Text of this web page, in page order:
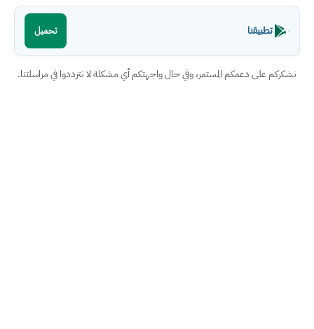
تطبيقنا تحميل
نشكركم على دعمكم المستمر، وفي حال واجهتكم أي مشكلة لا تترددوا في مراسلتنا.